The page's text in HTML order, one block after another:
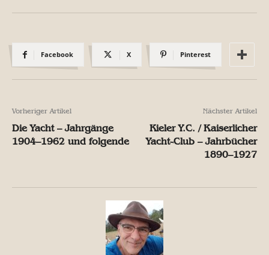
Facebook X Pinterest
Vorheriger Artikel
Die Yacht – Jahrgänge
1904–1962 und folgende
Nächster Artikel
Kieler Y.C. / Kaiserlicher
Yacht-Club – Jahrbücher
1890–1927